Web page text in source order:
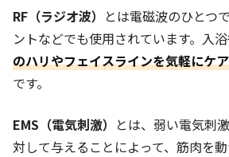
RF（ラジオ波） とは電磁波のひとつ
ントなどでも使用されています。入浴
のハリやフェイスラインを気軽にケ
です。
EMS（電気刺激） とは、弱い電気刺
対して与えることによって、筋肉を